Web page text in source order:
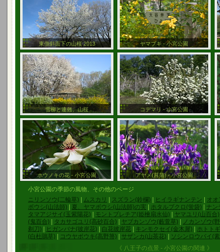
東側斜面下の山桜 2013 ヤマブキ - 小宮公園
雪柳と連翹、山桜 コデマリ - 小宮公園
ホウノキの花 - 小宮公園 アヤメ(菖蒲) - 小宮公園
小宮公園の季節の風物、その他のページ
ニリンソウ(二輪草)
ムスカリ スズラン(鈴欄) ヒイラギナンテン
オ
ボウシ(山法師)
夏、ヤマボウシ(山法師)の実 ホタルブクロ(蛍袋)
ナン
タマアジサイ(玉紫陽花)
モントブレチア(姫檜扇水仙) ヤマユリ(山百合)
(鬼百合)
タカサゴユリ(高砂百合) ヤブカンゾウ(藪萱草)
ノカンゾウ(
剃刀)
ヒガンバナ(彼岸花) 白花彼岸花 キンモクセイ(金木犀)
ホトト
(白杜鵑草)
コウヤボウキ(高野箒) サザンカ(山茶花)
ソシンロウバイ(
《 八王子の点景 - 小宮公園の関連 》